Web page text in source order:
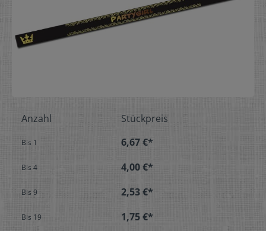
Anzahl Stückpreis
Bis 1 6,67 €*
Bis 4 4,00 €*
Bis 9 2,53 €*
Bis 19 1,75 €*